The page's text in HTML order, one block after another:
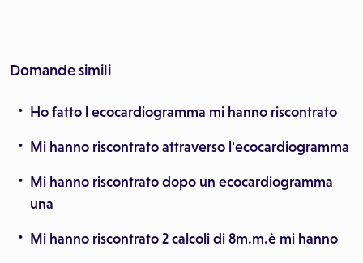
Domande simili
Ho fatto l ecocardiogramma mi hanno riscontrato
Mi hanno riscontrato attraverso l'ecocardiogramma
Mi hanno riscontrato dopo un ecocardiogramma
una
Mi hanno riscontrato 2 calcoli di 8m.m.è mi hanno